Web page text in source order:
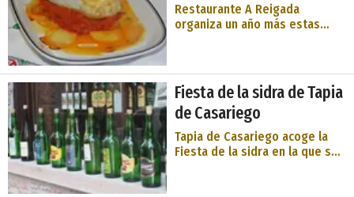
Restaurante A Reigada
organiza un año más estas
Reigada, desde 1957 en el
occidente Asturiano, mas
concretamente en Grandas de
Salime. Lugar idóneo donde ...
Fiesta de la sidra de Tapia
de Casariego
Tapia de Casariego acoge la
Fiesta de la sidra en la que se